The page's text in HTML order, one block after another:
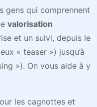
gens qui comprennent
valorisation
et un suivi, depuis le
« teaser ») jusqu’à
»). On vous aide à y
les cagnottes et